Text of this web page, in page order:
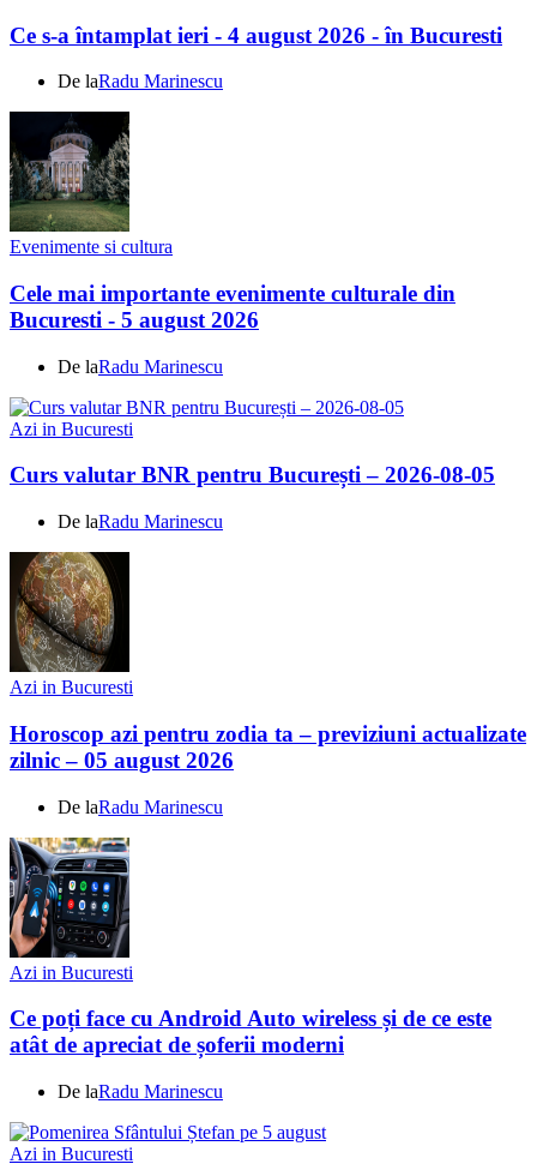
Ce s-a întamplat ieri - 4 august 2026 - în Bucuresti
De laRadu Marinescu
Evenimente si cultura
Cele mai importante evenimente culturale din
Bucuresti - 5 august 2026
De laRadu Marinescu
Azi in Bucuresti
Curs valutar BNR pentru București – 2026-08-05
De laRadu Marinescu
Azi in Bucuresti
Horoscop azi pentru zodia ta – previziuni actualizate
zilnic – 05 august 2026
De laRadu Marinescu
Azi in Bucuresti
Ce poți face cu Android Auto wireless și de ce este
atât de apreciat de șoferii moderni
De laRadu Marinescu
Azi in Bucuresti